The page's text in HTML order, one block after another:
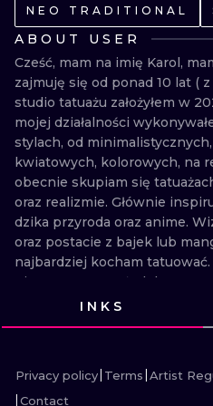
NEO TRADITIONAL
ABOUT USER
Cześć, mam na imię Karol,
zajmuję się od ponad 10 lat (
studio tatuażu założyłem w
mojej działalności
stylach, od
kwiatowych, kolorowych, na
obecnie skupiam się
oraz realizmie. Głównie
dzika przyroda oraz anime.
oraz postacie z bajek lub
najbardziej kocham
pierwszym tatuażu lub masz
koniecznie się ze mną
INKS
Privacy policy Terms Artist
Contact